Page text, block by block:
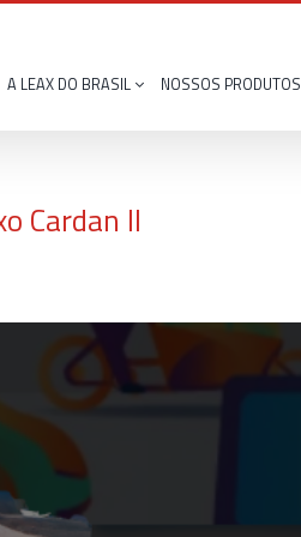
A LEAX DO BRASIL NOSSOS PRODUTOS
Cardan II